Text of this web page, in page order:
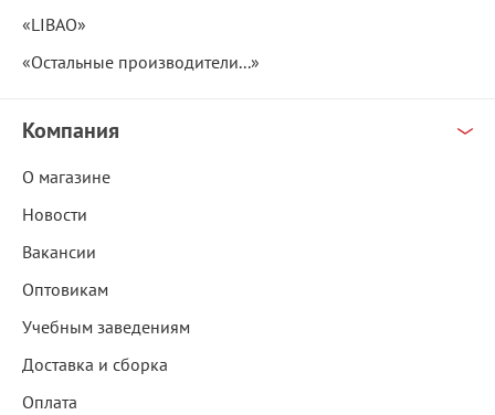
«LIBAO»
«Остальные производители...»
Компания
О магазине
Новости
Вакансии
Оптовикам
Учебным заведениям
Доставка и сборка
Оплата